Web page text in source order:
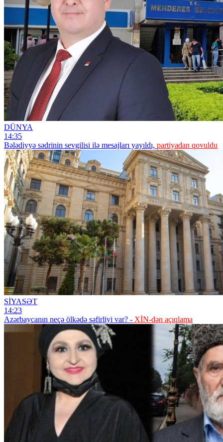
DÜNYA
14:35
Bələdiyyə sədrinin sevgilisi ilə mesajları yayıldı, partiyadan qovuldu
SİYASƏT
14:23
Azərbaycanın neçə ölkədə səfirliyi var? - XİN-dən açıqlama